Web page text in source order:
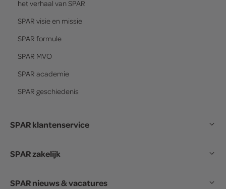
het verhaal van SPAR
SPAR visie en missie
SPAR formule
SPAR MVO
SPAR academie
SPAR geschiedenis
SPAR klantenservice
SPAR zakelijk
SPAR nieuws & vacatures